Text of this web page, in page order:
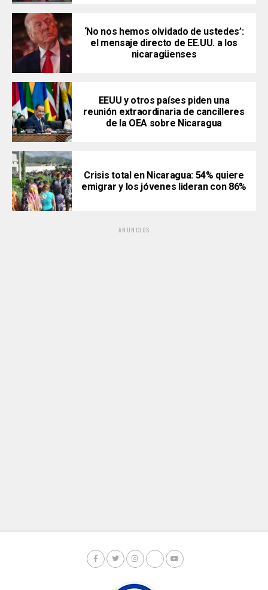
‘No nos hemos olvidado de ustedes’:
el mensaje directo de EE.UU. a los
nicaragüenses
EEUU y otros países piden una
reunión extraordinaria de cancilleres
de la OEA sobre Nicaragua
Crisis total en Nicaragua: 54% quiere
emigrar y los jóvenes lideran con 86%
ANUNCIOS